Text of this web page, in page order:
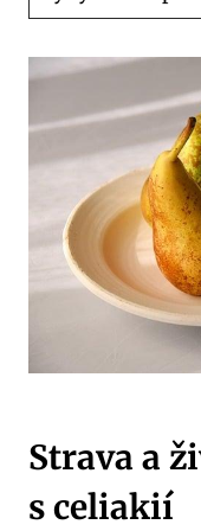
Strava a
s celiakií